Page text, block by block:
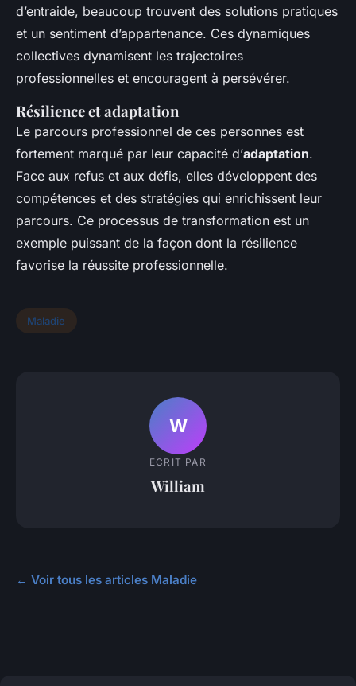
d’entraide, beaucoup trouvent des solutions pratiques
et un sentiment d’appartenance. Ces dynamiques
collectives dynamisent les trajectoires
professionnelles et encouragent à persévérer.
Résilience et adaptation
Le parcours professionnel de ces personnes est
fortement marqué par leur capacité d’adaptation.
Face aux refus et aux défis, elles développent des
compétences et des stratégies qui enrichissent leur
parcours. Ce processus de transformation est un
exemple puissant de la façon dont la résilience
favorise la réussite professionnelle.
Maladie
W
ECRIT PAR
William
← Voir tous les articles Maladie